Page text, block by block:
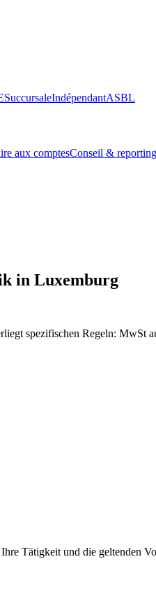
SuccursaleIndépendantASBL
aux comptesConseil & reporting
in Luxemburg
spezifischen Regeln: MwSt
Tätigkeit und die geltenden